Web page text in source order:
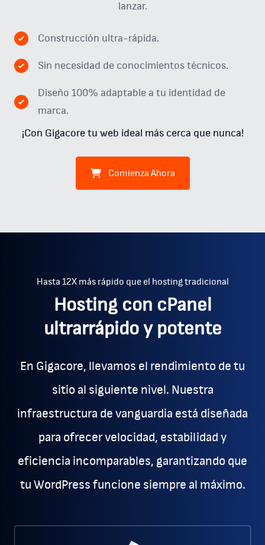
lanzar.
Construcción ultra-rápida.
Sin necesidad de conocimientos técnicos.
Diseño 100% adaptable a tu identidad de
marca.
¡Con Gigacore tu web ideal más cerca que nunca!
Comienza Ahora
Hasta 12X más rápido que el hosting tradicional
Hosting con cPanel
ultrarrápido y potente
En Gigacore, llevamos el rendimiento de tu
sitio al siguiente nivel. Nuestra
infraestructura de vanguardia está diseñada
para ofrecer velocidad, estabilidad y
eficiencia incomparables, garantizando que
tu WordPress funcione siempre al máximo.